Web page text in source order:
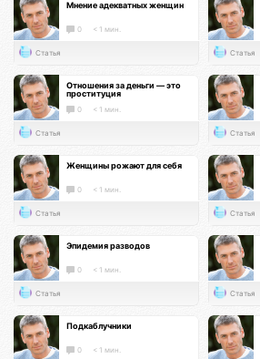
Мнение адекватных женщин
0 < 1 мин.
Статья Статья
Отношения за деньги — это
проституция
0 < 1 мин.
Статья Статья
Женщины рожают для себя
0 < 1 мин.
Статья Статья
Эпидемия разводов
0 < 1 мин.
Статья Статья
Подкаблучники
0 < 1 мин.